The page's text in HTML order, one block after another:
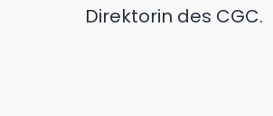
Direktorin des CGC.